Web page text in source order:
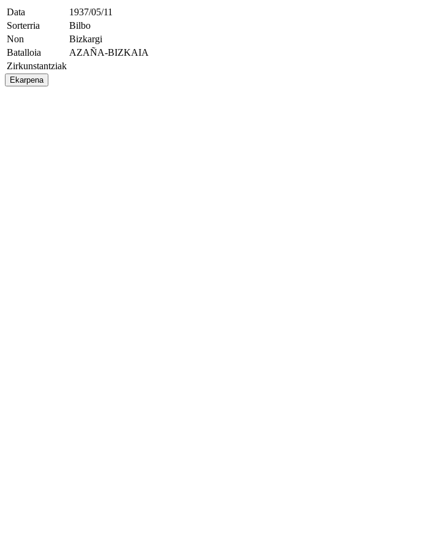
Data
1937/05/11
Sorterria
Bilbo
Non
Bizkargi
Batalloia
AZAÑA-BIZKAIA
Zirkunstantziak